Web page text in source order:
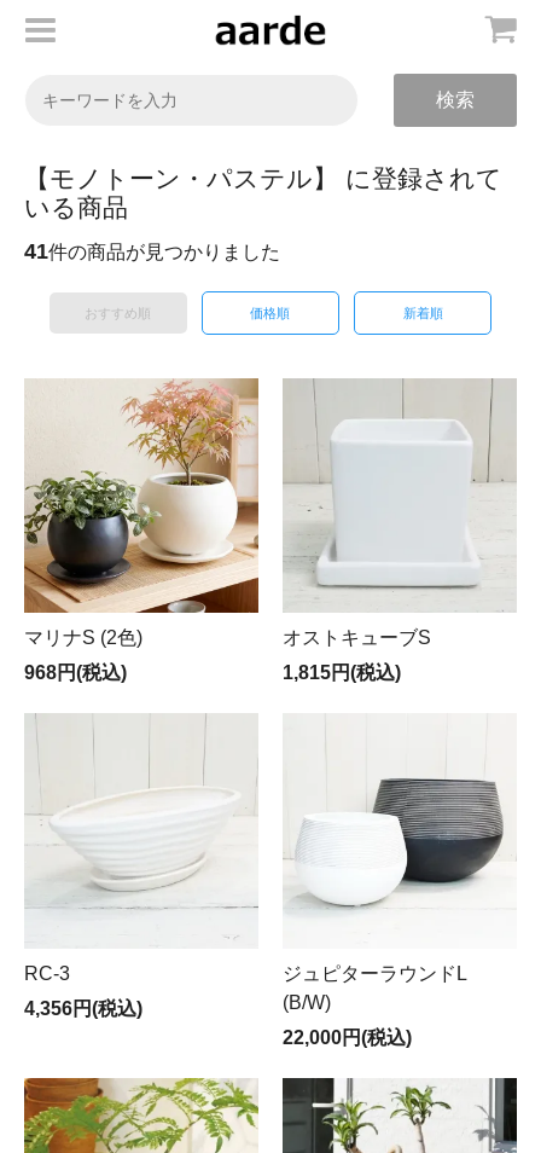
検索
【モノトーン・パステル】 に登録されて
いる商品
41件の商品が見つかりました
おすすめ順 価格順 新着順
マリナS (2色)
968円(税込)
オストキューブS
1,815円(税込)
RC-3
4,356円(税込)
ジュピターラウンドL
(B/W)
22,000円(税込)